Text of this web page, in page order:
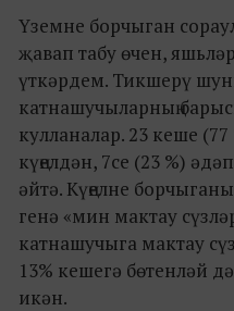
Үземне борчыган
җавап табу өчен,
үткәрдем. Тикшерү
катнашучыларның
кулланалар. 23 кеше
күңелдән, 7се (23 %)
әйтә. Күңелне
генә «мин мактау
катнашучыга мактау
13% кешегә бөтенләй
икән.